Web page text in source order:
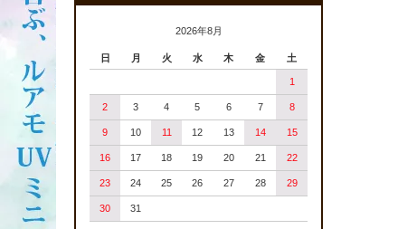
2026年8月
日 月 火 水 木 金 土
1
2 3 4 5 6 7 8
9 10 11 12 13 14 15
16 17 18 19 20 21 22
23 24 25 26 27 28 29
30 31